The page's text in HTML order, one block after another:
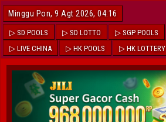
Minggu Pon, 9 Agt 2026, 04:16
▷ SD POOLS ▷ SD LOTTO ▷ SGP POOLS
▷ LIVE CHINA
▷ HK POOLS ▷ HK LOTTERY